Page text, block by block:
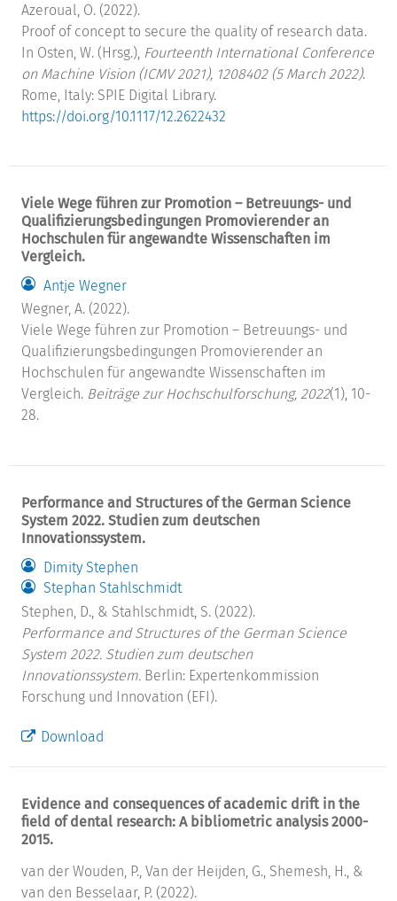
Azeroual, O. (2022).
Proof of concept to secure the quality of research data.
In Osten, W. (Hrsg.), Fourteenth International Conference
on Machine Vision (ICMV 2021), 1208402 (5 March 2022).
Rome, Italy: SPIE Digital Library.
https://doi.org/10.1117/12.2622432
Viele Wege führen zur Promotion – Betreuungs- und
Qualifizierungsbedingungen Promovierender an
Hochschulen für angewandte Wissenschaften im
Vergleich.
Antje Wegner
Wegner, A. (2022).
Viele Wege führen zur Promotion – Betreuungs- und
Qualifizierungsbedingungen Promovierender an
Hochschulen für angewandte Wissenschaften im
Vergleich. Beiträge zur Hochschulforschung, 2022(1), 10-
28.
Performance and Structures of the German Science
System 2022. Studien zum deutschen
Innovationssystem.
Dimity Stephen
Stephan Stahlschmidt
Stephen, D., & Stahlschmidt, S. (2022).
Performance and Structures of the German Science
System 2022. Studien zum deutschen
Innovationssystem. Berlin: Expertenkommission
Forschung und Innovation (EFI).
Download
Evidence and consequences of academic drift in the
field of dental research: A bibliometric analysis 2000-
2015.
van der Wouden, P., Van der Heijden, G., Shemesh, H., &
van den Besselaar, P. (2022).